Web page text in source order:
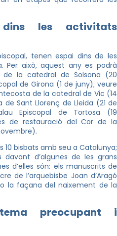
dins les activitats
tenen espai dins de les
Per això, aquest any es podrà
la catedral de Solsona (20
de Girona (1 de juny); veure
de la catedral de Vic (14
de Sant Llorenç de Lleida (21 de
Episcopal de Tortosa (19
de restauració del Cor de la
bisbats amb seu a Catalunya;
d’algunes de les grans
d’elles són: els manuscrits de
de l’arquebisbe Joan d’Aragó
la façana del naixement de la
preocupant i